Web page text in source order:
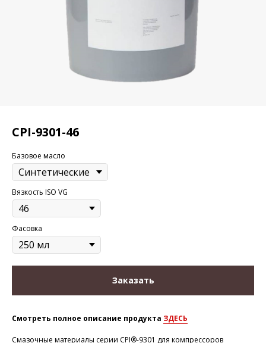
CPI-9301-46
Базовое масло
Вязкость ISO VG
Фасовка
Заказать
Смотреть полное описание продукта ЗДЕСЬ
Смазочные материалы серии CPI®-9301 для компрессоров